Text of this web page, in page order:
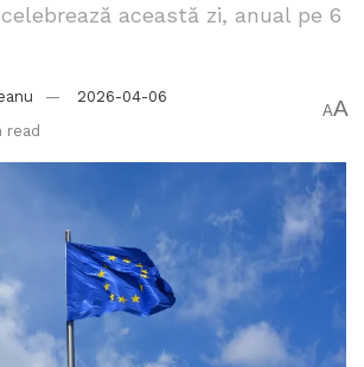
celebrează această zi, anual pe 6
2026-04-06
read
AA